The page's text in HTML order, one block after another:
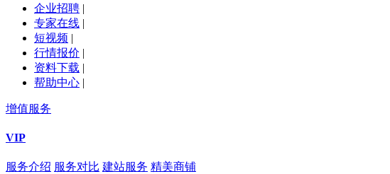
企业招聘 |
专家在线 |
短视频 |
行情报价 |
资料下载 |
帮助中心 |
增值服务
VIP
服务介绍 服务对比 建站服务 精美商铺